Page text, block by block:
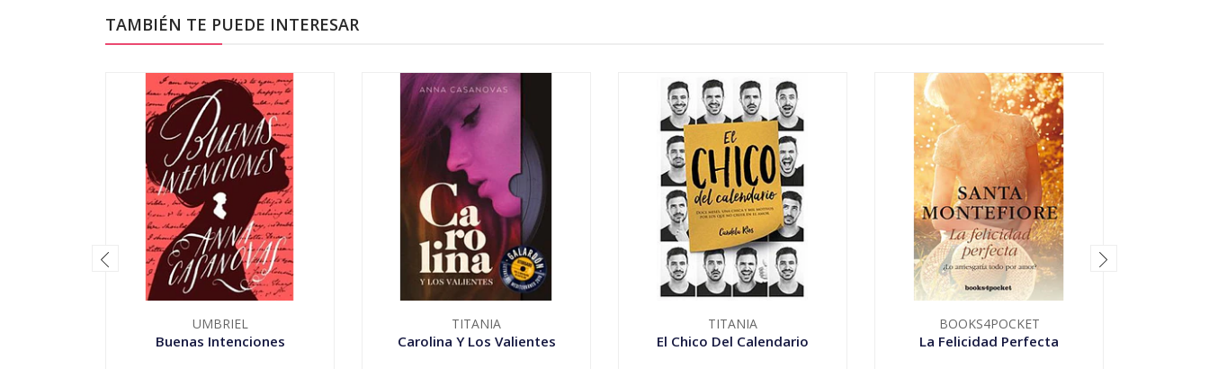
TAMBIÉN TE PUEDE INTERESAR
UMBRIEL
Buenas Intenciones
TITANIA
Carolina Y Los Valientes
TITANIA
El Chico Del Calendario
BOOKS4POCKET
La Felicidad Perfecta